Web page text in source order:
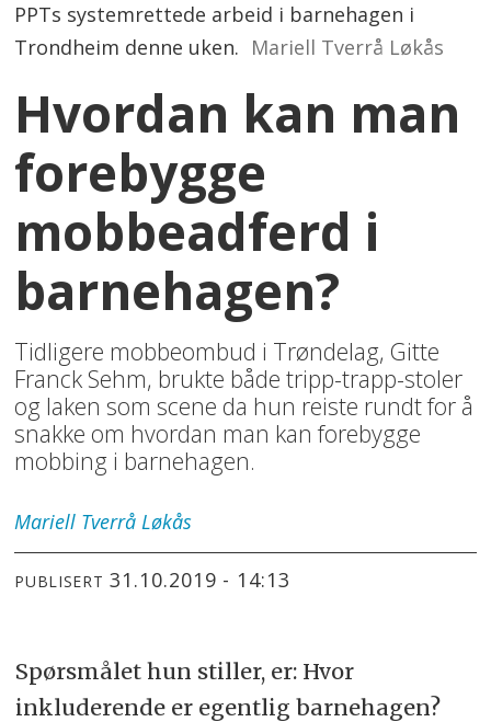
PPTs systemrettede arbeid i barnehagen i
Trondheim denne uken. Mariell Tverrå Løkås
Hvordan kan man
forebygge
mobbeadferd i
barnehagen?
Tidligere mobbeombud i Trøndelag, Gitte
Franck Sehm, brukte både tripp-trapp-stoler
og laken som scene da hun reiste rundt for å
snakke om hvordan man kan forebygge
mobbing i barnehagen.
Mariell Tverrå Løkås
PUBLISERT 31.10.2019 - 14:13
Spørsmålet hun stiller, er: Hvor
inkluderende er egentlig barnehagen?